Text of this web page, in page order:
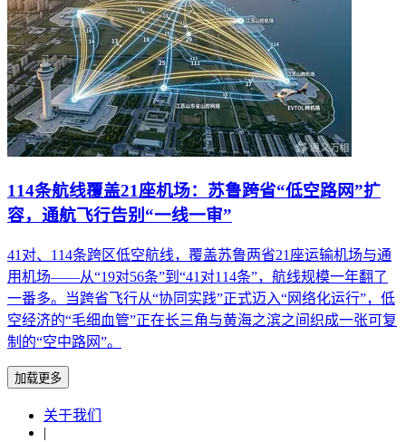
114条航线覆盖21座机场：苏鲁跨省“低空路网”扩
容，通航飞行告别“一线一审”
41对、114条跨区低空航线，覆盖苏鲁两省21座运输机场与通
用机场——从“19对56条”到“41对114条”，航线规模一年翻了
一番多。当跨省飞行从“协同实践”正式迈入“网络化运行”，低
空经济的“毛细血管”正在长三角与黄海之滨之间织成一张可复
制的“空中路网”。
加载更多
关于我们
|